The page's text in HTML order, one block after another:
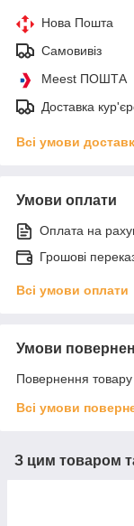
Нова Пошта
Самовивіз
Meest ПОШТА
Доставка
Всі умови
Умови оплати
Оплата на
Грошові
Всі умови оплати
Умови
Повернення
Всі умови
З цим товаром